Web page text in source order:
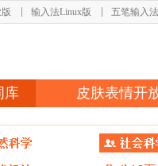
输入法Linux版 五笔输入法
库 皮肤表情开